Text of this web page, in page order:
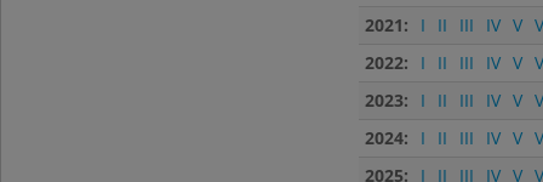
2021:
I II III IV V
2022:
I II III IV V
2023:
I II III IV V
2024:
I II III IV V
2025:
I II III IV V